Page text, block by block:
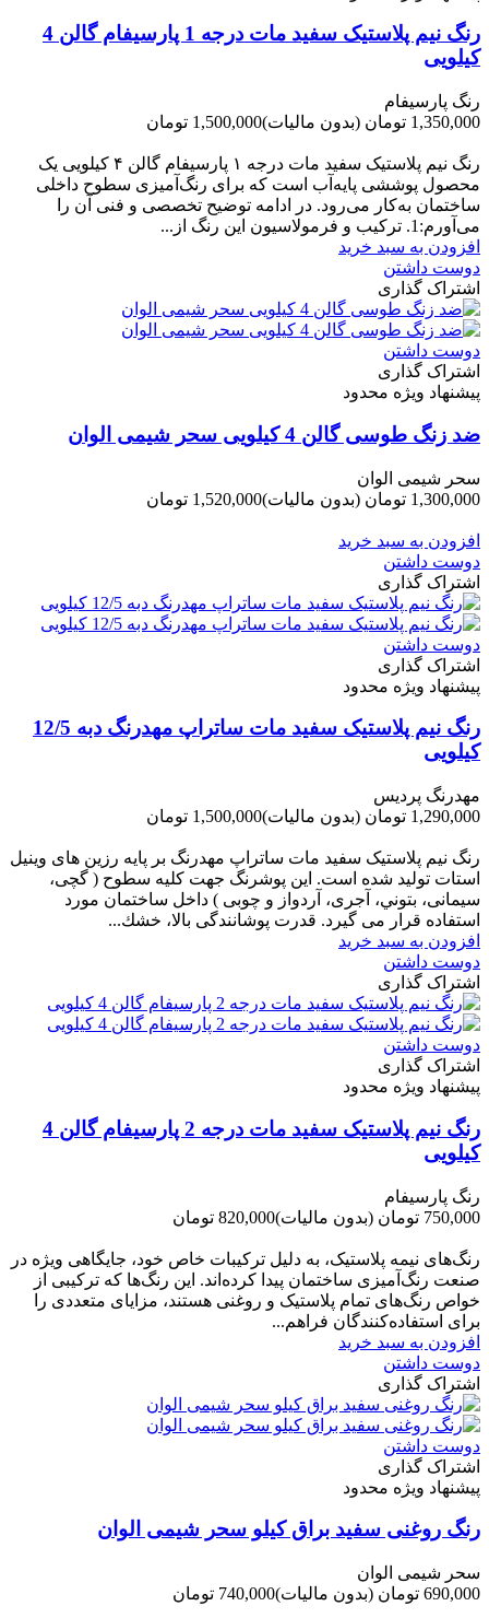
رنگ نیم پلاستیک سفید مات درجه 1 پارسیفام گالن 4
کیلویی
رنگ پارسیفام
1,350,000 تومان
(بدون مالیات)1,500,000 تومان
رنگ نیم‌ پلاستیک سفید مات درجه ۱ پارسیفام گالن ۴ کیلویی یک
محصول پوششی پایه‌آب است که برای رنگ‌آمیزی سطوح داخلی
ساختمان به‌کار می‌رود. در ادامه توضیح تخصصی و فنی آن را
می‌آورم:1. ترکیب و فرمولاسیون این رنگ از...
افزودن به سبد خرید
دوست داشتن
اشتراک گذاری
دوست داشتن
اشتراک گذاری
پیشنهاد ویژه محدود
ضد زنگ طوسی گالن 4 کیلویی سحر شیمی الوان
سحر شیمی الوان
1,300,000 تومان
(بدون مالیات)1,520,000 تومان
افزودن به سبد خرید
دوست داشتن
اشتراک گذاری
دوست داشتن
اشتراک گذاری
پیشنهاد ویژه محدود
رنگ نیم پلاستیک سفید مات ساتراپ مهدرنگ دبه 12/5
کیلویی
مهدرنگ پردیس
1,290,000 تومان
(بدون مالیات)1,500,000 تومان
رنگ نیم پلاستیک سفید مات ساتراپ مهدرنگ بر پایه رزین های وینیل
استات تولید شده است. این پوشرنگ جهت کلیه سطوح ( گچی،
سیمانی، بتوني، آجری، آردواز و چوبی ) داخل ساختمان مورد
استفاده قرار می گیرد. قدرت پوشانندگی بالا، خشك...
افزودن به سبد خرید
دوست داشتن
اشتراک گذاری
دوست داشتن
اشتراک گذاری
پیشنهاد ویژه محدود
رنگ نیم پلاستیک سفید مات درجه 2 پارسیفام گالن 4
کیلویی
رنگ پارسیفام
750,000 تومان
(بدون مالیات)820,000 تومان
رنگ‌های نیمه پلاستیک، به دلیل ترکیبات خاص خود، جایگاهی ویژه در
صنعت رنگ‌آمیزی ساختمان پیدا کرده‌اند. این رنگ‌ها که ترکیبی از
خواص رنگ‌های تمام پلاستیک و روغنی هستند، مزایای متعددی را
برای استفاده‌کنندگان فراهم...
افزودن به سبد خرید
دوست داشتن
اشتراک گذاری
دوست داشتن
اشتراک گذاری
پیشنهاد ویژه محدود
رنگ روغنی سفید براق کیلو سحر شیمی الوان
سحر شیمی الوان
690,000 تومان
(بدون مالیات)740,000 تومان